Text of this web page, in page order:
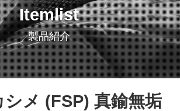
Itemlist
製品紹介
シメ (FSP) 真鍮無垢